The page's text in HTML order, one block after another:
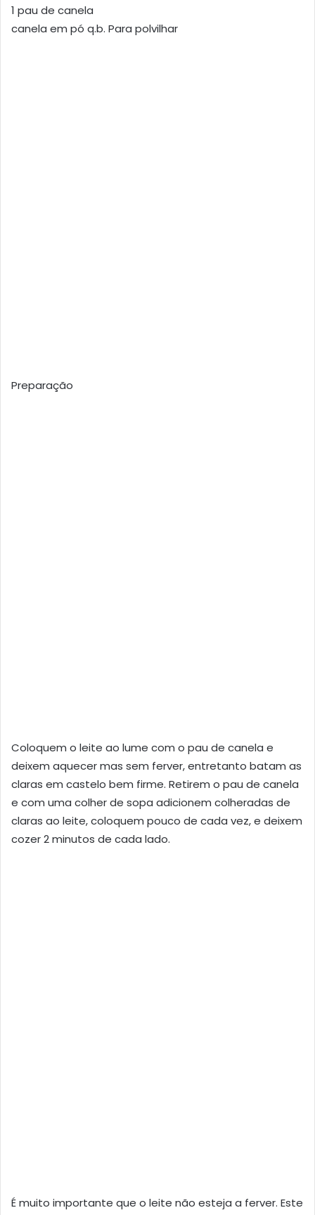
1 pau de canela
canela em pó q.b. Para polvilhar
Preparação
Coloquem o leite ao lume com o pau de canela e
deixem aquecer mas sem ferver, entretanto batam as
claras em castelo bem firme. Retirem o pau de canela
e com uma colher de sopa adicionem colheradas de
claras ao leite, coloquem pouco de cada vez, e deixem
cozer 2 minutos de cada lado.
É muito importante que o leite não esteja a ferver. Este